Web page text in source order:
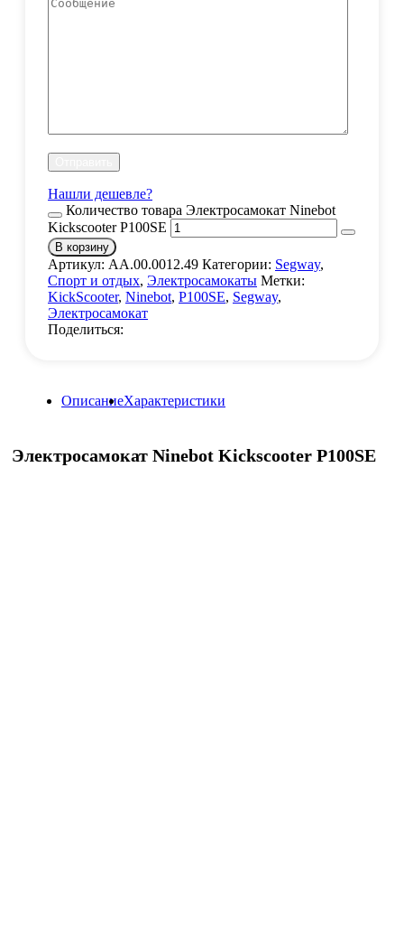
Нашли дешевле?
Количество товара Электросамокат Ninebot
Kickscooter P100SE
В корзину
Артикул: AA.00.0012.49 Категории: Segway,
Спорт и отдых, Электросамокаты Метки:
KickScooter, Ninebot, P100SE, Segway,
Электросамокат
Поделиться:
ОписаниеХарактеристики
Электросамокат Ninebot Kickscooter P100SE